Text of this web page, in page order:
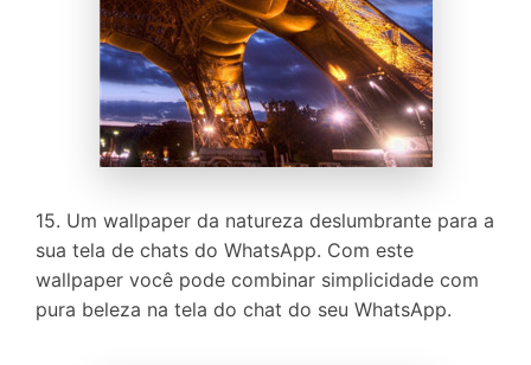
15. Um wallpaper da natureza deslumbrante para a
sua tela de chats do WhatsApp. Com este
wallpaper você pode combinar simplicidade com
pura beleza na tela do chat do seu WhatsApp.